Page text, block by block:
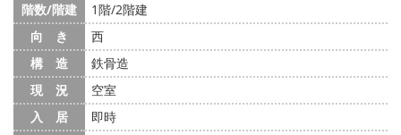
階数/階建
1階/2階建
向 き
西
構 造
鉄骨造
現 況
空室
入 居
即時